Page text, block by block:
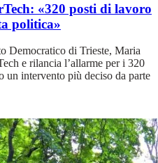
«320 posti di lavoro
politica»
Democratico di Trieste, Maria
e rilancia l’allarme per i 320
un intervento più deciso da parte